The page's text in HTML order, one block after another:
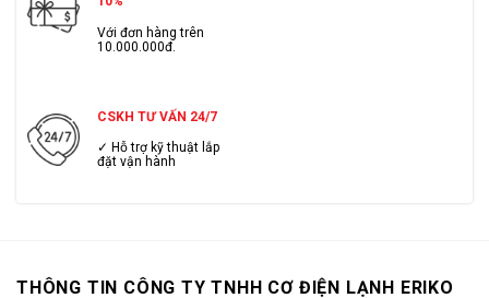
Với đơn hàng trên
10.000.000đ.
CSKH TƯ VẤN 24/7
✓ Hỗ trợ kỹ thuật lắp
đặt vận hành
THÔNG TIN CÔNG TY TNHH CƠ ĐIỆN LẠNH ERIKO